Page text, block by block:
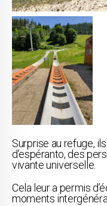
Surprise au refuge,
d’espéranto, des
vivante universelle.
Cela leur a permis
moments